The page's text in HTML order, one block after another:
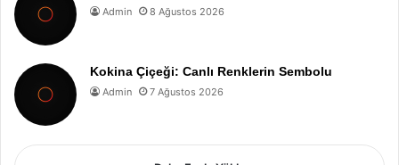
Admin 8 Ağustos 2026
Kokina Çiçeği: Canlı Renklerin Sembolu
Admin 7 Ağustos 2026